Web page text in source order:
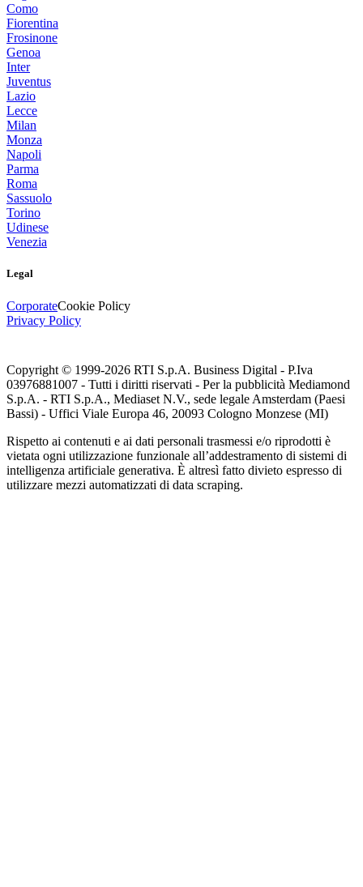
Como
Fiorentina
Frosinone
Genoa
Inter
Juventus
Lazio
Lecce
Milan
Monza
Napoli
Parma
Roma
Sassuolo
Torino
Udinese
Venezia
Legal
CorporateCookie Policy
Privacy Policy
Copyright © 1999-2026 RTI S.p.A. Business Digital - P.Iva
03976881007 - Tutti i diritti riservati - Per la pubblicità Mediamond
S.p.A. - RTI S.p.A., Mediaset N.V., sede legale Amsterdam (Paesi
Bassi) - Uffici Viale Europa 46, 20093 Cologno Monzese (MI)
Rispetto ai contenuti e ai dati personali trasmessi e/o riprodotti è
vietata ogni utilizzazione funzionale all’addestramento di sistemi di
intelligenza artificiale generativa. È altresì fatto divieto espresso di
utilizzare mezzi automatizzati di data scraping.